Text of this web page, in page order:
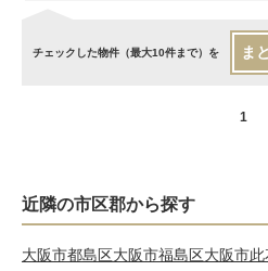
チェックした物件（最大10件まで）を ま
1
近隣の市区郡から探す
大阪市都島区大阪市福島区大阪市